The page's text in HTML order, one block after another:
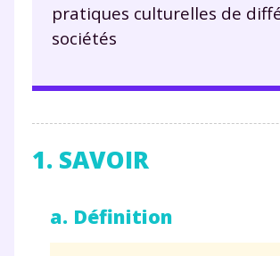
pratiques culturelles de
sociétés
1. SAVOIR
a. Définition